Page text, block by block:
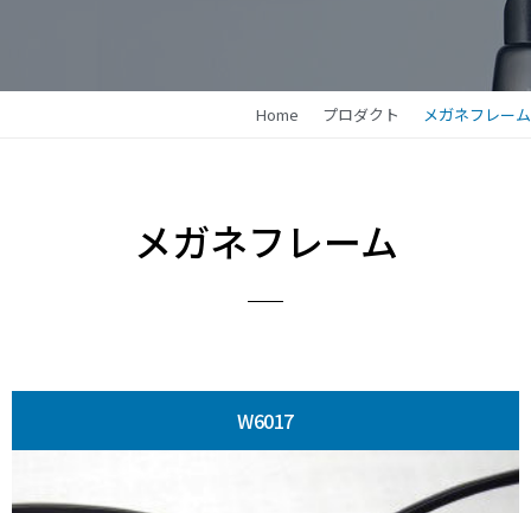
Home プロダクト メガネフレーム
メガネフレーム
W6017